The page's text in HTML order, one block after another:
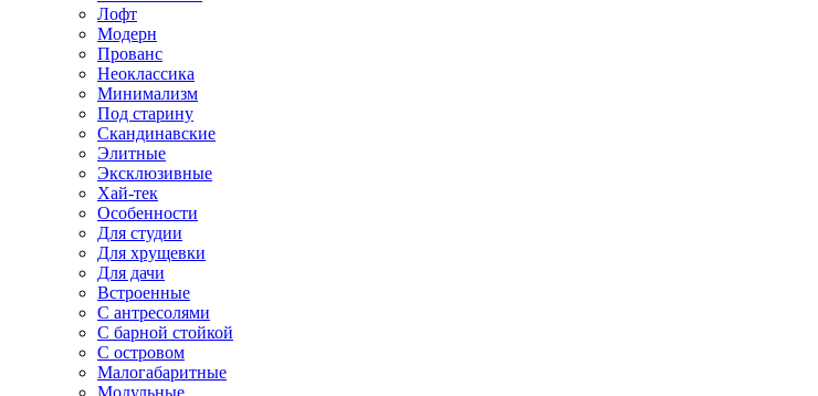
Лофт
Модерн
Прованс
Неоклассика
Минимализм
Под старину
Скандинавские
Элитные
Эксклюзивные
Хай-тек
Особенности
Для студии
Для хрущевки
Для дачи
Встроенные
С антресолями
С барной стойкой
С островом
Малогабаритные
Модульные